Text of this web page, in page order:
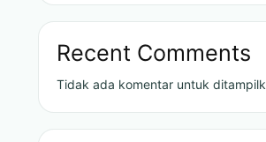
Recent Comments
Tidak ada komentar untuk